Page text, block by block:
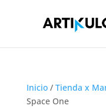
Inicio/ Tienda x
Space One